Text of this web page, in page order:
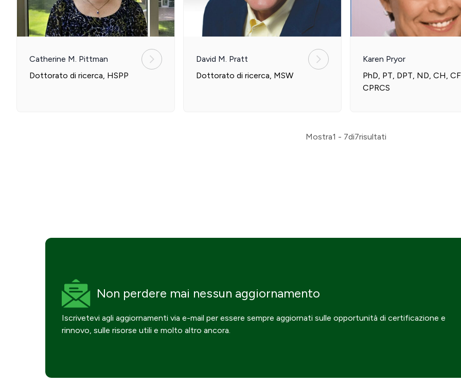
Catherine M. Pittman
Dottorato di ricerca, HSPP
David M. Pratt
Dottorato di ricerca, MSW
Karen Pryor
PhD, PT, DPT, ND, CH,
CPRCS
Mostra1 - 7di7risultati
Non perdere mai nessun aggiornamento
Iscrivetevi agli aggiornamenti via e-mail per essere sempre aggiornati sulle opportunità di certificazione e
rinnovo, sulle risorse utili e molto altro ancora.